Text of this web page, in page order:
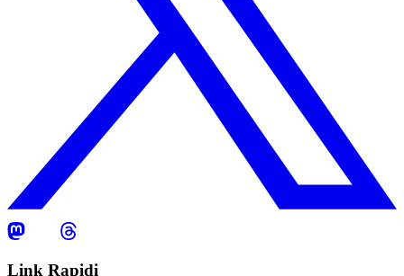
Link Rapidi